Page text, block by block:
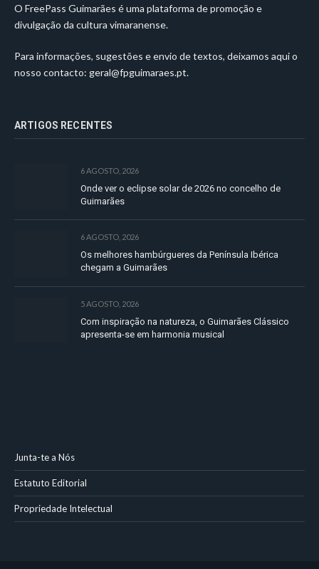
O FreePass Guimarães é uma plataforma de promoção e
divulgação da cultura vimaranense.
Para informações, sugestões e envio de textos, deixamos aqui o
nosso contacto: geral@fpguimaraes.pt.
ARTIGOS RECENTES
6 AGOSTO, 2026
Onde ver o eclipse solar de 2026 no concelho de
Guimarães
6 AGOSTO, 2026
Os melhores hambúrgueres da Península Ibérica
chegam a Guimarães
5 AGOSTO, 2026
Com inspiração na natureza, o Guimarães Clássico
apresenta-se em harmonia musical
Junta-te a Nós
Estatuto Editorial
Propriedade Intelectual